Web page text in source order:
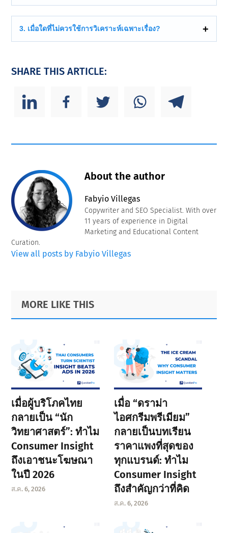
3. เมื่อใดที่ไม่ควรใช้การวิเคราะห์เฉพาะเรื่อง?
SHARE THIS ARTICLE:
About the author
Fabyio Villegas
Copywriter and SEO Specialist. With over
11 years of experience in Digital
Marketing and Educational Content
Curation.
View all posts by Fabyio Villegas
Primary
Sidebar
Footer
MORE LIKE THIS
เมื่อผู้บริโภคไทย
กลายเป็น “นัก
วิทยาศาสตร์”: ทำไม
Consumer Insight
ถึงเอาชนะโฆษณา
ในปี 2026
ส.ค. 6, 2026
เมื่อ “ดราม่า
ไอศกรีมพรีเมียม”
กลายเป็นบทเรียน
ราคาแพงที่สุดของ
ทุกแบรนด์: ทำไม
Consumer Insight
ถึงสำคัญกว่าที่คิด
ส.ค. 6, 2026